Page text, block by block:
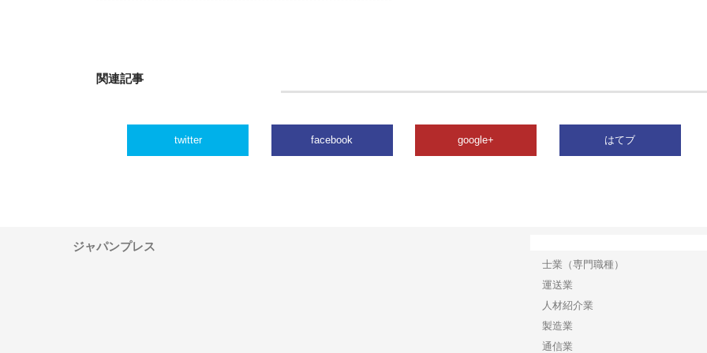
関連記事
twitter facebook google+ はてブ
ジャパンプレス
士業（専門職種）
運送業
人材紹介業
製造業
通信業